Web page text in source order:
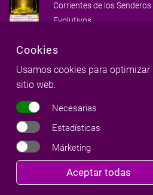
Corrientes de los
Evolutivos
Cábala: El Árbol de la Vida
Cookies
Usamos cookies para
sitio web.
Necesarias
Estadísticas
Márketing
Aceptar todas